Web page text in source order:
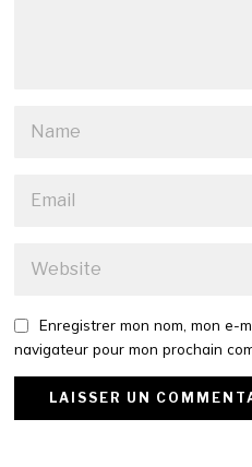
Enregistrer mon nom, mon e-
navigateur pour mon prochain